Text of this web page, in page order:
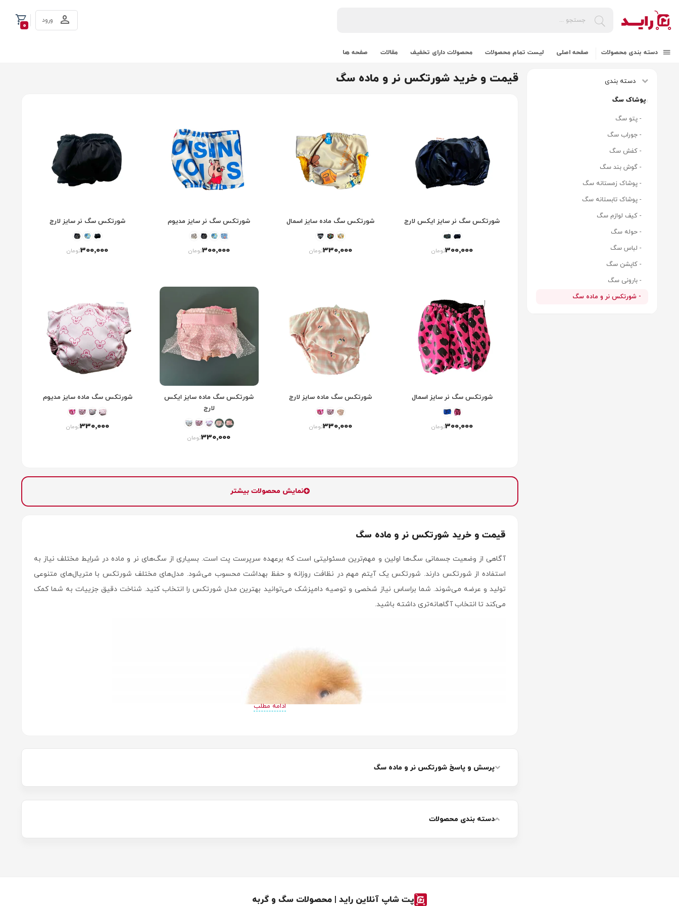
0
ورود
دسته بندی محصولات صفحه اصلی لیست تمام محصولات محصولات دارای تخفیف مقالات صفحه ها
دسته بندی
پوشاک سگ
- پتو سگ
- جوراب سگ
- کفش سگ
- گوش بند سگ
- پوشاک زمستانه سگ
- پوشاک تابستانه سگ
- کیف لوازم سگ
- حوله سگ
- لباس سگ
- کاپشن سگ
- بارونی سگ
- شورتکس نر و ماده سگ
قیمت و خرید شورتکس نر و ماده سگ
شورتکس سگ نر سایز ایکس لارج
300٬000تومان
شورتکس سگ ماده سایز اسمال
330٬000تومان
شورتکس سگ نر سایز مدیوم
300٬000تومان
شورتکس سگ نر سایز لارج
300٬000تومان
شورتکس سگ نر سایز اسمال
300٬000تومان
شورتکس سگ ماده سایز لارج
330٬000تومان
شورتکس سگ ماده سایز ایکس
لارج
330٬000تومان
شورتکس سگ ماده سایز مدیوم
330٬000تومان
نمایش محصولات بیشتر
قیمت و خرید شورتکس نر و ماده سگ
آگاهی از وضعیت جسمانی سگ‌ها اولین و مهم‌ترین مسئولیتی است که برعهده سرپرست پت است. بسیاری از سگ‌های نر و ماده در شرایط مختلف نیاز به
استفاده از شورتکس دارند. شورتکس یک آیتم مهم در نظافت روزانه و حفظ بهداشت محسوب می‌شود. مدل‌های مختلف شورتکس با متریال‌های متنوعی
تولید و عرضه می‌شوند. شما براساس نیاز شخصی و توصیه دامپزشک می‌توانید بهترین مدل شورتکس را انتخاب کنید. شناخت دقیق جزییات به شما کمک
می‌کند تا انتخاب آگاهانه‌تری داشته باشید.
ادامه مطلب
پرسش و پاسخ شورتکس نر و ماده سگ
دسته بندی محصولات
پت شاپ آنلاین راید | محصولات سگ و گربه